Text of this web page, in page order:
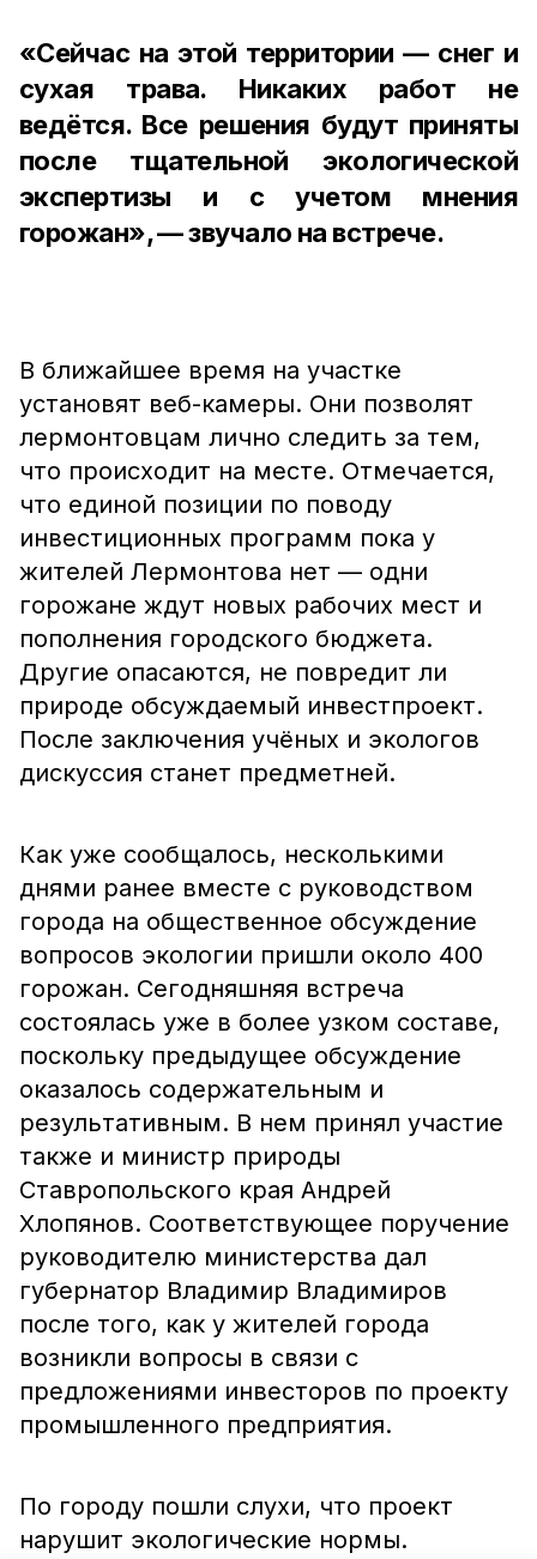
«Сейчас на этой территории — снег и
сухая трава. Никаких работ не
ведётся. Все решения будут приняты
после тщательной экологической
экспертизы и с учетом мнения
горожан», — звучало на встрече.
В ближайшее время на участке
установят веб-камеры. Они позволят
лермонтовцам лично следить за тем,
что происходит на месте. Отмечается,
что единой позиции по поводу
инвестиционных программ пока у
жителей Лермонтова нет — одни
горожане ждут новых рабочих мест и
пополнения городского бюджета.
Другие опасаются, не повредит ли
природе обсуждаемый инвестпроект.
После заключения учёных и экологов
дискуссия станет предметней.
Как уже сообщалось, несколькими
днями ранее вместе с руководством
города на общественное обсуждение
вопросов экологии пришли около 400
горожан. Сегодняшняя встреча
состоялась уже в более узком составе,
поскольку предыдущее обсуждение
оказалось содержательным и
результативным. В нем принял участие
также и министр природы
Ставропольского края Андрей
Хлопянов. Соответствующее поручение
руководителю министерства дал
губернатор Владимир Владимиров
после того, как у жителей города
возникли вопросы в связи с
предложениями инвесторов по проекту
промышленного предприятия.
По городу пошли слухи, что проект
нарушит экологические нормы.